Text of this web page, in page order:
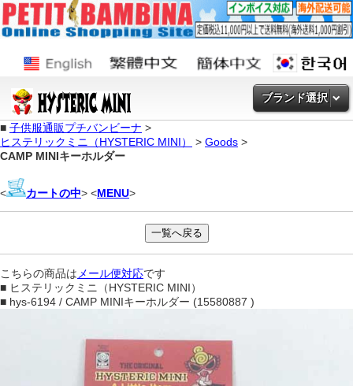
ブランド選択
■ 子供服通販プチバンビーナ >
ヒステリックミニ（HYSTERIC MINI）
> Goods >
CAMP MINIキーホルダー
< カートの中> <MENU>
こちらの商品は メール便対応です
■ ヒステリックミニ（HYSTERIC MINI）
■ hys-6194 / CAMP MINIキーホルダー (15580887 )